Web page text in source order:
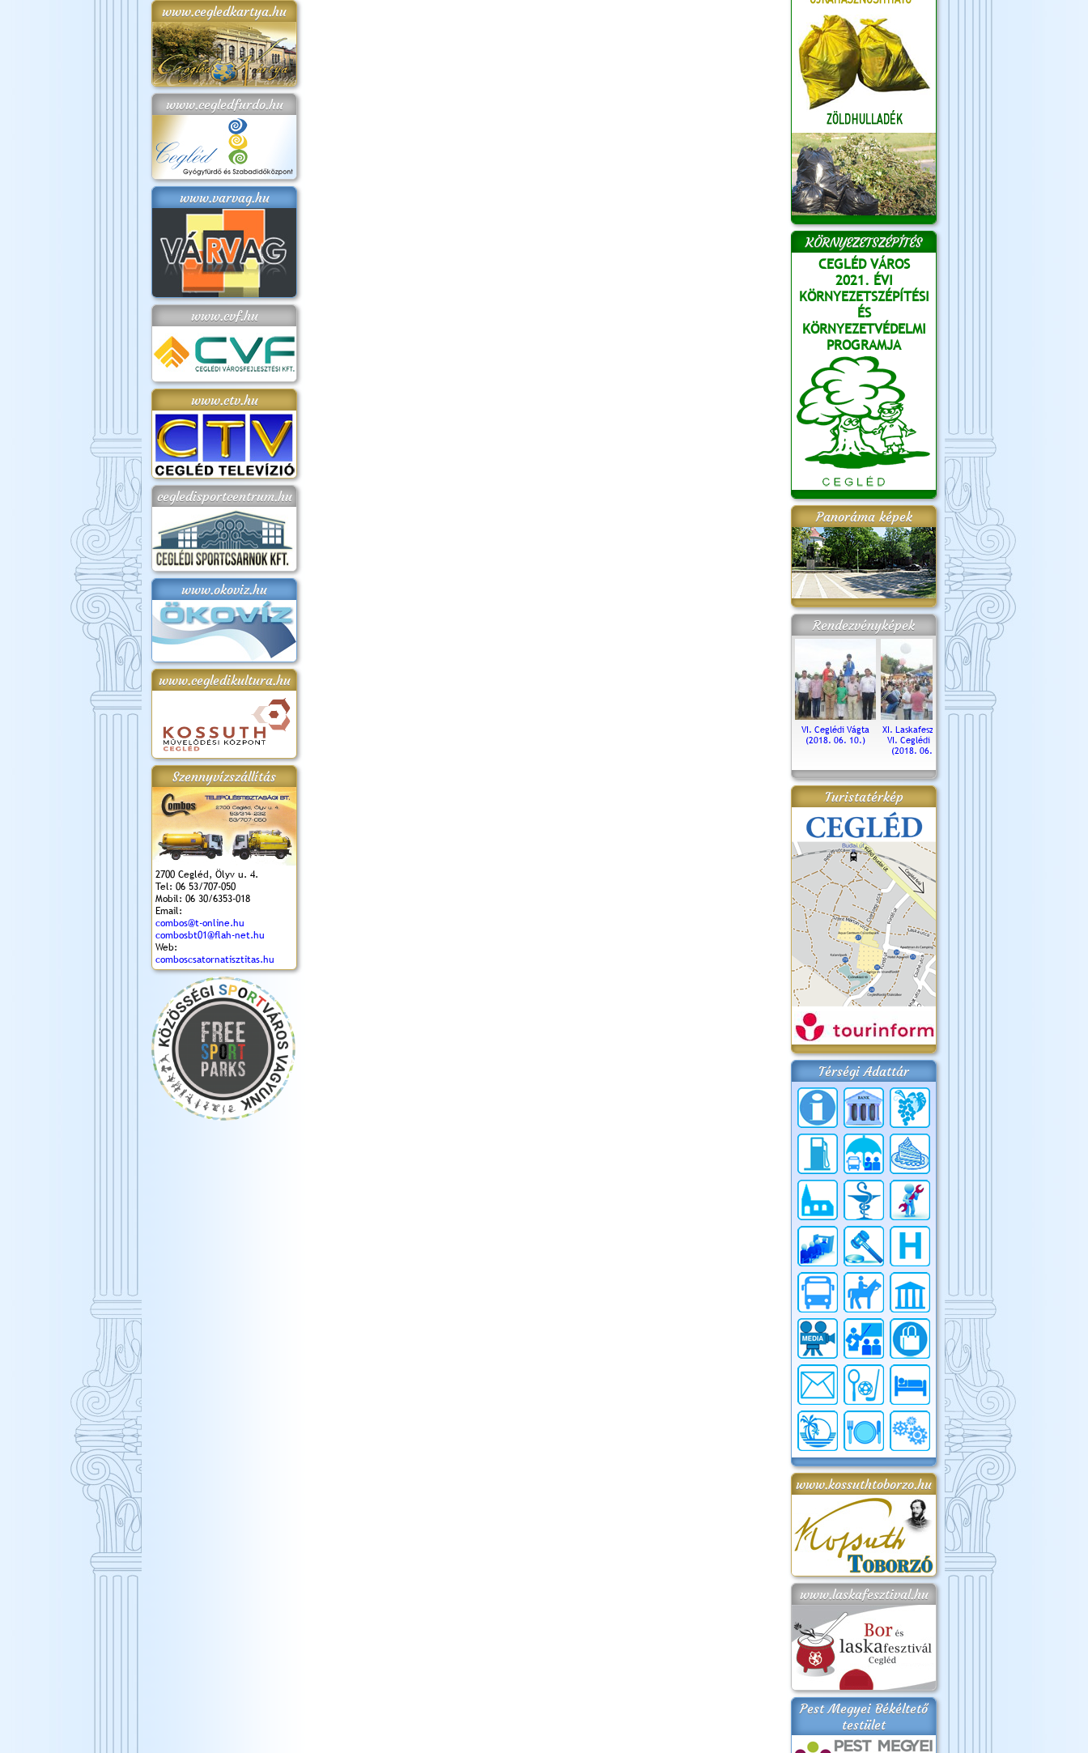
www.cegledkartya.hu
www.cegledfurdo.hu
www.varvag.hu
www.cvf.hu
www.ctv.hu
cegledisportcentrum.hu
www.okoviz.hu
www.cegledikultura.hu
Szennyvízszállítás
2700 Cegléd, Ölyv u. 4.
Tel: 06 53/707-050
Mobil: 06 30/6353-018
Email:
combos@t-online.hu
combosbt01@flah-net.hu
Web:
comboscsatornatisztitas.hu
KÖRNYEZETSZÉPÍTÉS
CEGLÉD VÁROS
2021. ÉVI
KÖRNYEZETSZÉPÍTÉSI
ÉS
KÖRNYEZETVÉDELMI
PROGRAMJA
Panoráma képek
Rendezvényképek
VI. Ceglédi Vágta
(2018. 06. 10.)
XI. Laskafesztivál és
VI. Ceglédi Vágta
(2018. 06. 10.)
Városnapok 2018.
Kossuth Toborzó
Ünnepély
Szent István Ünnepe
(2017. 08. 20.)
Turistatérkép
Térségi Adattár
www.kossuthtoborzo.hu
www.laskafesztival.hu
Pest Megyei Békéltető
testület